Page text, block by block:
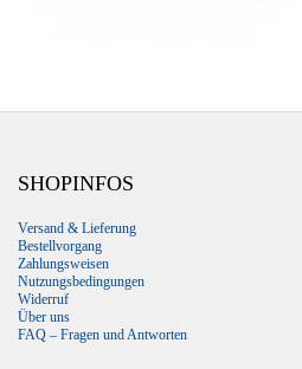
SHOPINFOS
Versand & Lieferung
Bestellvorgang
Zahlungsweisen
Nutzungsbedingungen
Widerruf
Über uns
FAQ – Fragen und Antworten